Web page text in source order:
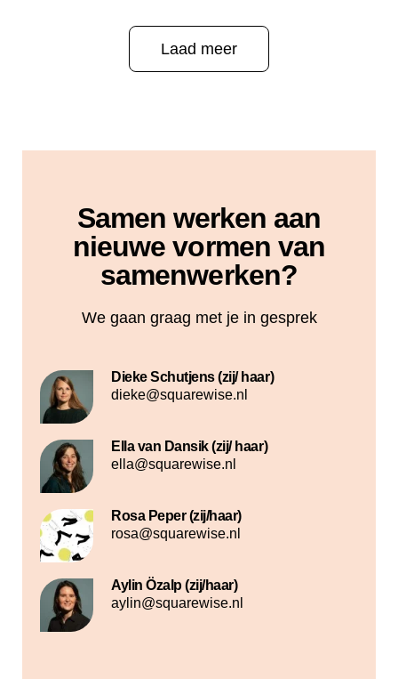
Laad meer
Samen werken aan
nieuwe vormen van
samenwerken?
We gaan graag met je in gesprek
Dieke Schutjens (zij/ haar)
dieke@squarewise.nl
Ella van Dansik (zij/ haar)
ella@squarewise.nl
Rosa Peper (zij/haar)
rosa@squarewise.nl
Aylin Özalp (zij/haar)
aylin@squarewise.nl